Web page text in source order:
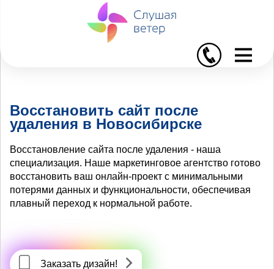
I
Восстановить сайт после
удаления в Новосибирске
Восстановление сайта после удаления - наша
специализация. Наше маркетинговое агентство готово
восстановить ваш онлайн-проект с минимальными
потерями данных и функциональности, обеспечивая
плавный переход к нормальной работе.
Заказать дизайн!